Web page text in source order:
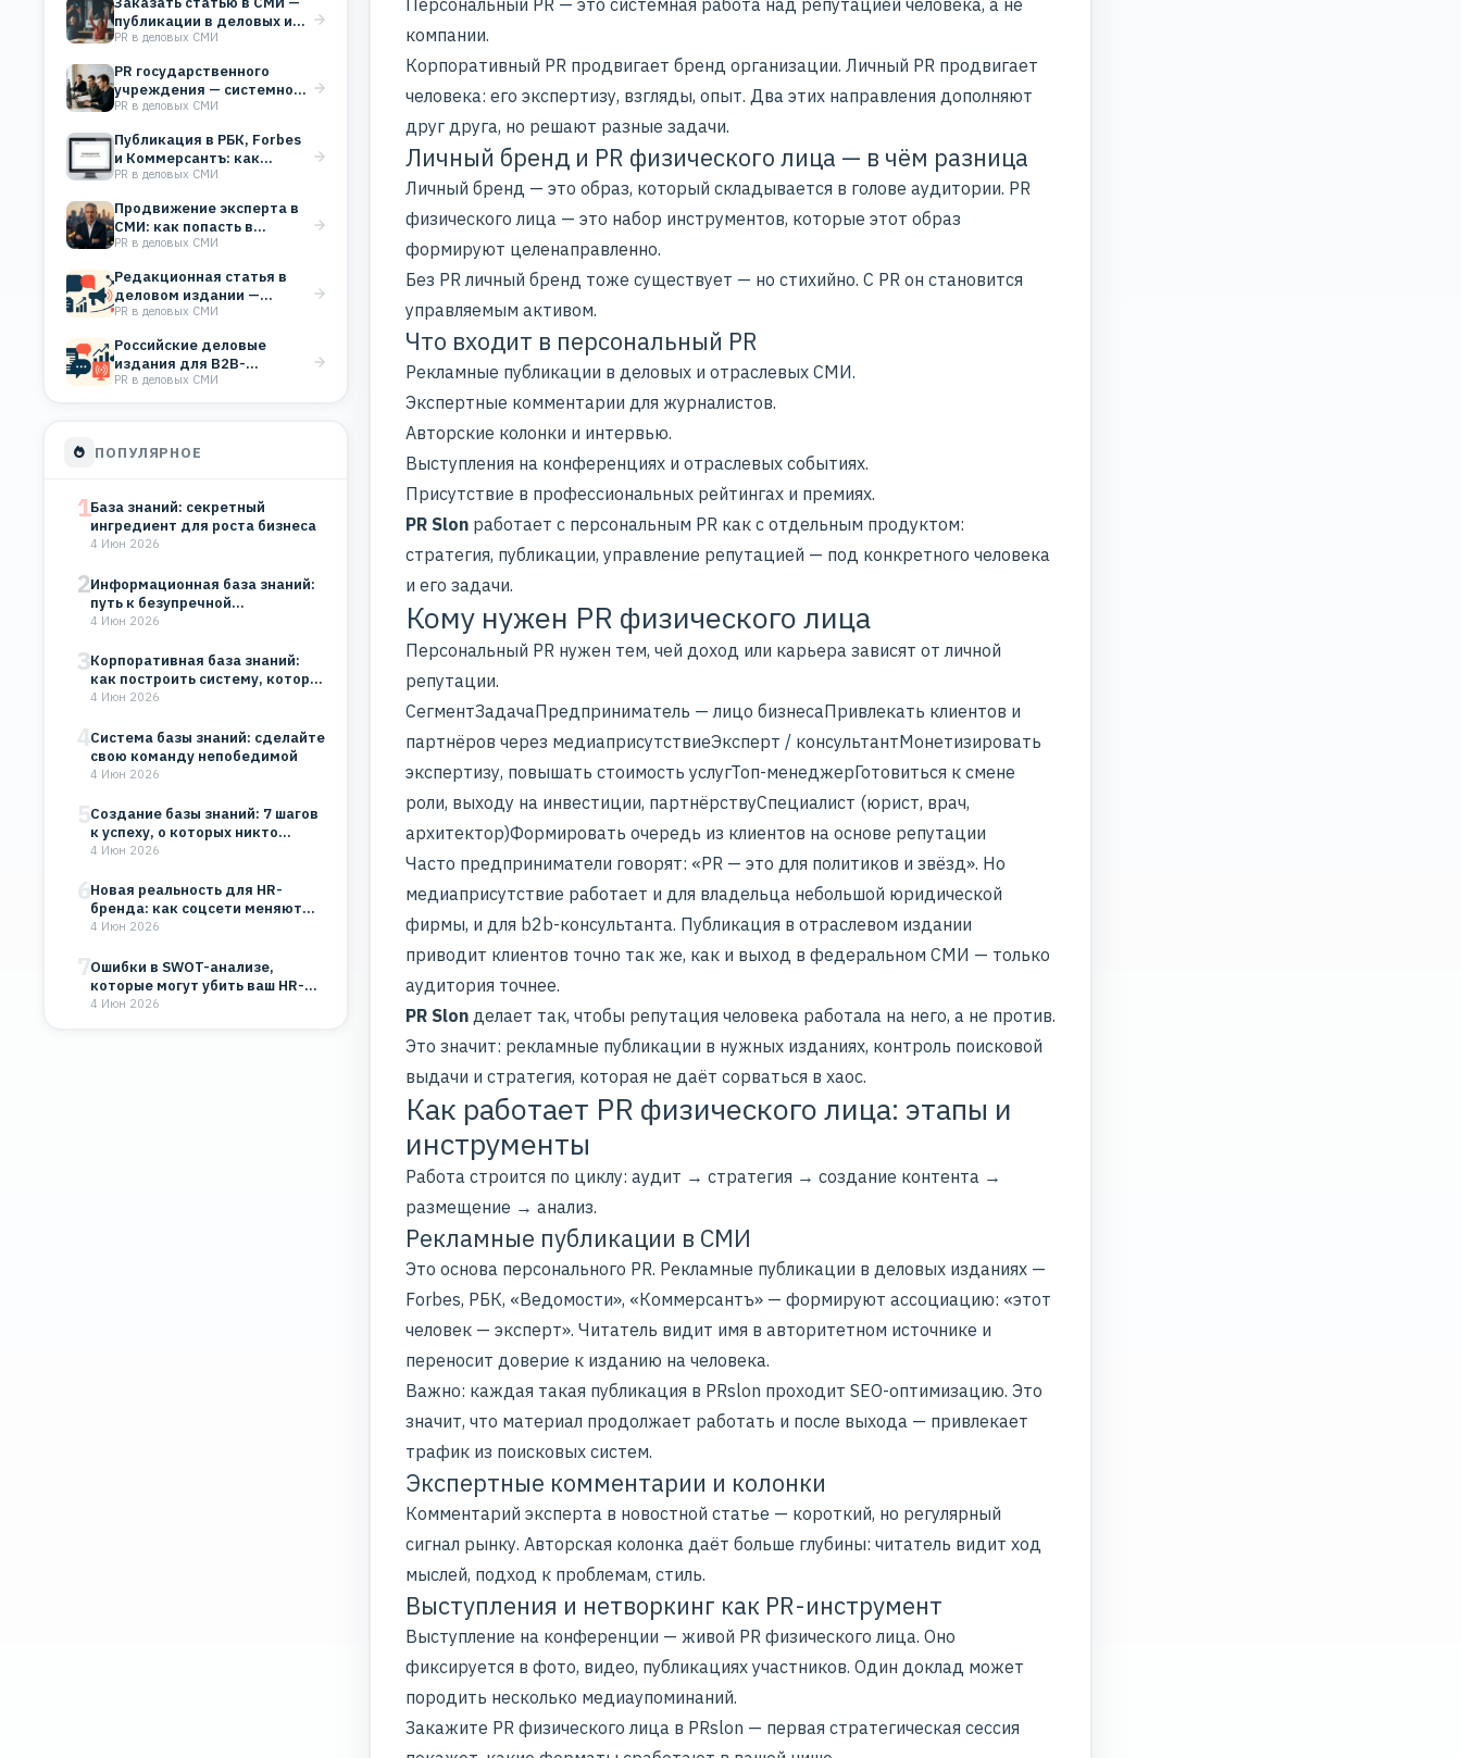
публикации в деловых и
отраслевых…
PR в деловых СМИ
PR государственного
учреждения — системное
присутствие в деловых и
PR в деловых СМИ
Публикация в РБК, Forbes
и Коммерсантъ: как
разместить статью в…
PR в деловых СМИ
Продвижение эксперта в
СМИ: как попасть в
федеральные медиа
PR в деловых СМИ
Редакционная статья в
деловом издании —
доверие, которое не
PR в деловых СМИ
Российские деловые
издания для B2B-
компаний: где
PR в деловых СМИ
ПОПУЛЯРНОЕ
1База знаний: секретный
ингредиент для роста бизнеса
4 Июн 2026
2Информационная база знаний:
путь к безупречной
организации
4 Июн 2026
3Корпоративная база знаний:
как построить систему, которая
будет работать на…
4 Июн 2026
4Система базы знаний: сделайте
свою команду непобедимой
4 Июн 2026
5Создание базы знаний: 7 шагов
к успеху, о которых никто…
4 Июн 2026
6Новая реальность для HR-
бренда: как соцсети меняют
восприятие компании
4 Июн 2026
7Ошибки в SWOT-анализе,
которые могут убить ваш HR-
бренд и бизнес
4 Июн 2026
Персональный PR — это системная работа над репутацией человека, а не
компании.
Корпоративный PR продвигает бренд организации. Личный PR продвигает
человека: его экспертизу, взгляды, опыт. Два этих направления дополняют
друг друга, но решают разные задачи.
Личный бренд и PR физического лица — в чём разница
Личный бренд — это образ, который складывается в голове аудитории. PR
физического лица — это набор инструментов, которые этот образ
формируют целенаправленно.
Без PR личный бренд тоже существует — но стихийно. С PR он становится
управляемым активом.
Что входит в персональный PR
Рекламные публикации в деловых и отраслевых СМИ.
Экспертные комментарии для журналистов.
Авторские колонки и интервью.
Выступления на конференциях и отраслевых событиях.
Присутствие в профессиональных рейтингах и премиях.
PR Slon работает с персональным PR как с отдельным продуктом:
стратегия, публикации, управление репутацией — под конкретного человека
и его задачи.
Кому нужен PR физического лица
Персональный PR нужен тем, чей доход или карьера зависят от личной
репутации.
СегментЗадачаПредприниматель — лицо бизнесаПривлекать клиентов и
партнёров через медиаприсутствиеЭксперт / консультантМонетизировать
экспертизу, повышать стоимость услугТоп-менеджерГотовиться к смене
роли, выходу на инвестиции, партнёрствуСпециалист (юрист, врач,
архитектор)Формировать очередь из клиентов на основе репутации
Часто предприниматели говорят: «PR — это для политиков и звёзд». Но
медиаприсутствие работает и для владельца небольшой юридической
фирмы, и для b2b-консультанта. Публикация в отраслевом издании
приводит клиентов точно так же, как и выход в федеральном СМИ — только
аудитория точнее.
PR Slon делает так, чтобы репутация человека работала на него, а не против.
Это значит: рекламные публикации в нужных изданиях, контроль поисковой
выдачи и стратегия, которая не даёт сорваться в хаос.
Как работает PR физического лица: этапы и
инструменты
Работа строится по циклу: аудит → стратегия → создание контента →
размещение → анализ.
Рекламные публикации в СМИ
Это основа персонального PR. Рекламные публикации в деловых изданиях —
Forbes, РБК, «Ведомости», «Коммерсантъ» — формируют ассоциацию: «этот
человек — эксперт». Читатель видит имя в авторитетном источнике и
переносит доверие к изданию на человека.
Важно: каждая такая публикация в PRslon проходит SEO-оптимизацию. Это
значит, что материал продолжает работать и после выхода — привлекает
трафик из поисковых систем.
Экспертные комментарии и колонки
Комментарий эксперта в новостной статье — короткий, но регулярный
сигнал рынку. Авторская колонка даёт больше глубины: читатель видит ход
мыслей, подход к проблемам, стиль.
Выступления и нетворкинг как PR-инструмент
Выступление на конференции — живой PR физического лица. Оно
фиксируется в фото, видео, публикациях участников. Один доклад может
породить несколько медиаупоминаний.
Закажите PR физического лица в PRslon — первая стратегическая сессия